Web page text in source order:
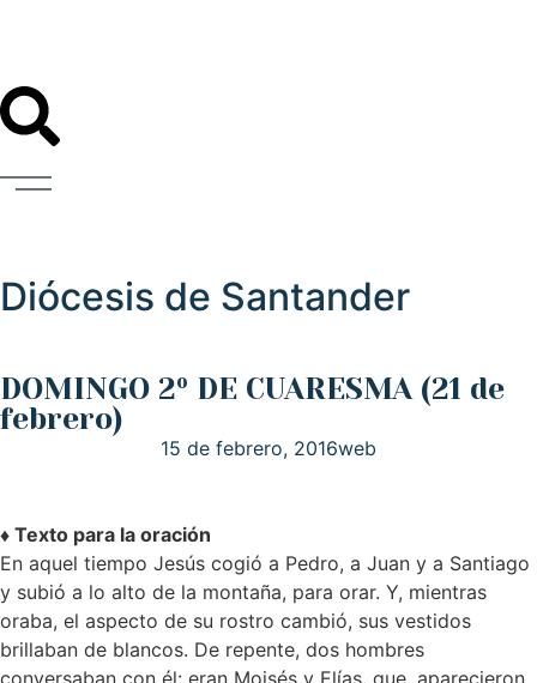
Diócesis de Santander
DOMINGO 2º DE CUARESMA (21 de
febrero)
15 de febrero, 2016web
♦ Texto para la oración
En aquel tiempo Jesús cogió a Pedro, a Juan y a Santiago
y subió a lo alto de la montaña, para orar. Y, mientras
oraba, el aspecto de su rostro cambió, sus vestidos
brillaban de blancos. De repente, dos hombres
conversaban con él: eran Moisés y Elías, que, aparecieron